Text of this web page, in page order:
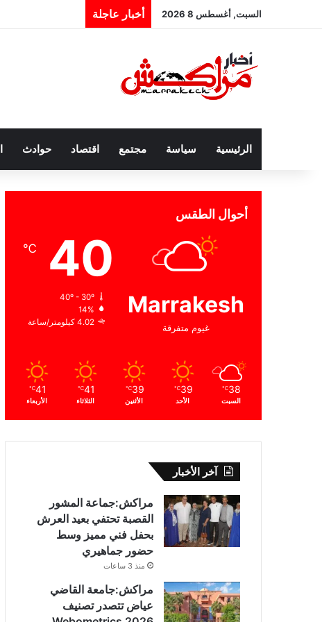
السبت, أغسطس 8 2026 أخبار عاجلة
الرئيسية سياسة مجتمع اقتصاد حوادث
أحوال الطقس
Marrakesh
غيوم متفرقة
40
℃
40º - 30º
14%
4.02 كيلومتر/ساعة
38
℃
السبت
39
℃
الأحد
39
℃
الأثنين
41
℃
الثلاثاء
41
℃
الأربعاء
آخر الأخبار
مراكش:جماعة المشور
القصبة تحتفي بعيد العرش
بحفل فني مميز وسط
حضور جماهيري
منذ 3 ساعات
مراكش:جامعة القاضي
عياض تتصدر تصنيف